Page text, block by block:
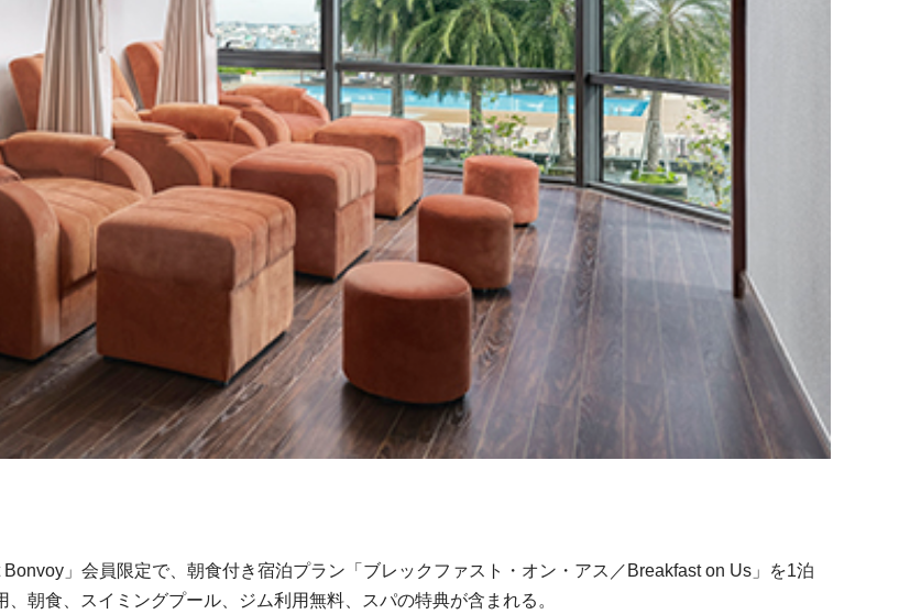
」会員限定で、朝食付き宿泊プラン「ブレックファスト・オン・アス／Breakfast on Us」を1泊
朝食、スイミングプール、ジム利用無料、スパの特典が含まれる。